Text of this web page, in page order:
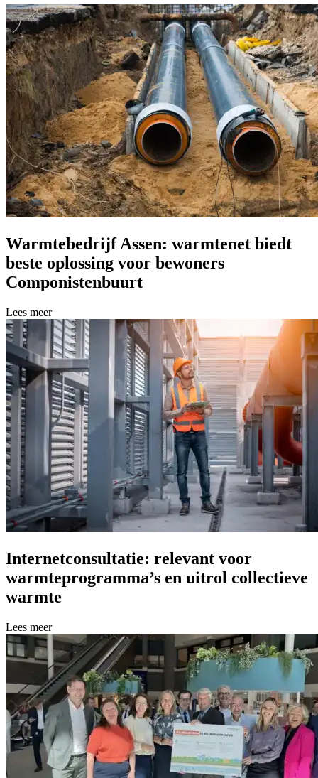
Warmtebedrijf Assen: warmtenet biedt
beste oplossing voor bewoners
Componistenbuurt
Lees meer over Warmtebedrijf Assen: warmtenet biedt beste
Lees meer
Internetconsultatie: relevant voor
warmteprogramma’s en uitrol collectieve
warmte
Lees meer over Internetconsultatie: relevant voor
Lees meer